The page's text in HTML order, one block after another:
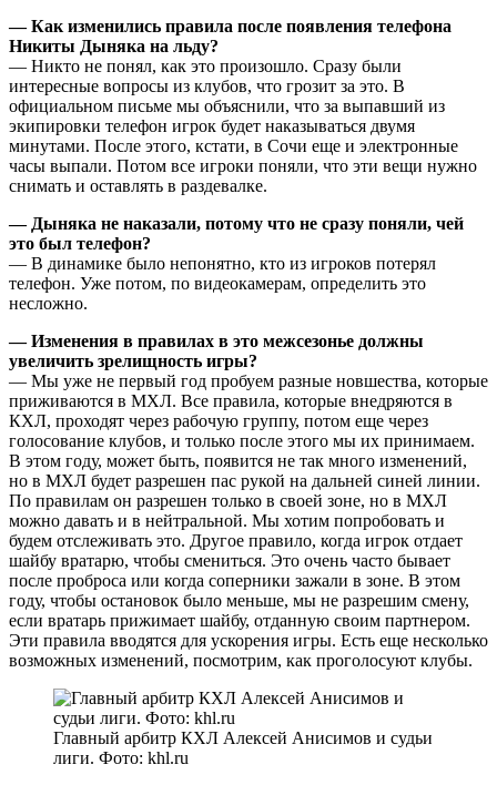
— Как изменились правила после появления телефона
Никиты Дыняка на льду?
— Никто не понял, как это произошло. Сразу были
интересные вопросы из клубов, что грозит за это. В
официальном письме мы объяснили, что за выпавший из
экипировки телефон игрок будет наказываться двумя
минутами. После этого, кстати, в Сочи еще и электронные
часы выпали. Потом все игроки поняли, что эти вещи нужно
снимать и оставлять в раздевалке.
— Дыняка не наказали, потому что не сразу поняли, чей
это был телефон?
— В динамике было непонятно, кто из игроков потерял
телефон. Уже потом, по видеокамерам, определить это
несложно.
— Изменения в правилах в это межсезонье должны
увеличить зрелищность игры?
— Мы уже не первый год пробуем разные новшества, которые
приживаются в МХЛ. Все правила, которые внедряются в
КХЛ, проходят через рабочую группу, потом еще через
голосование клубов, и только после этого мы их принимаем.
В этом году, может быть, появится не так много изменений,
но в МХЛ будет разрешен пас рукой на дальней синей линии.
По правилам он разрешен только в своей зоне, но в МХЛ
можно давать и в нейтральной. Мы хотим попробовать и
будем отслеживать это. Другое правило, когда игрок отдает
шайбу вратарю, чтобы смениться. Это очень часто бывает
после проброса или когда соперники зажали в зоне. В этом
году, чтобы остановок было меньше, мы не разрешим смену,
если вратарь прижимает шайбу, отданную своим партнером.
Эти правила вводятся для ускорения игры. Есть еще несколько
возможных изменений, посмотрим, как проголосуют клубы.
Главный арбитр КХЛ Алексей Анисимов и судьи
лиги. Фото: khl.ru